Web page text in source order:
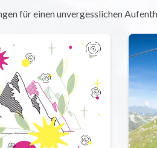
für einen unvergesslichen